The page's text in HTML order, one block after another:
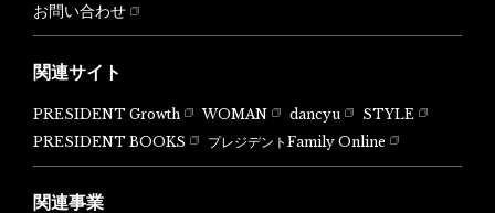
お問い合わせ
関連サイト
PRESIDENT Growth WOMAN dancyu
STYLE
PRESIDENT BOOKS
プレジデントFamily Online
関連事業